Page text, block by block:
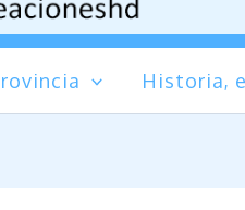
Historia,